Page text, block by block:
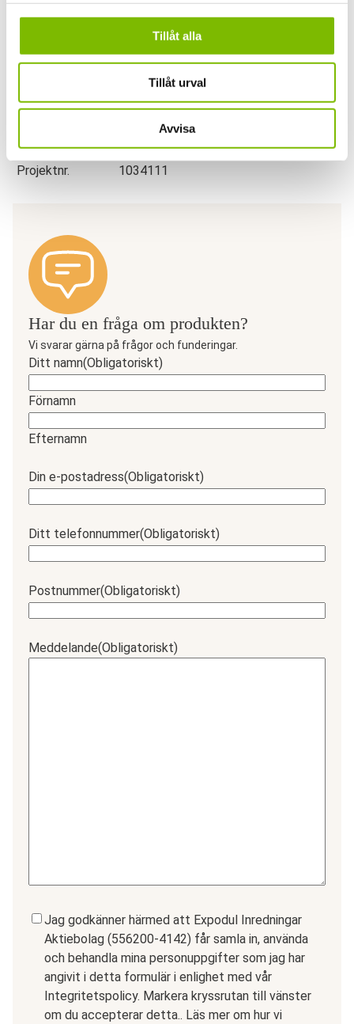
Tillåt alla
Tillåt urval
Avvisa
Belysning
Ja, integrerad
4 mm Härdat
Takvinkel
10 grader (valfri 4-35)
80x190 mm
Stolpar
80x140 mm
Projektnr.
1034111
Har du en fråga om produkten?
Vi svarar gärna på frågor och funderingar.
Ditt namn(Obligatoriskt)
Förnamn
Efternamn
Din e-postadress(Obligatoriskt)
Ditt telefonnummer(Obligatoriskt)
Postnummer(Obligatoriskt)
Meddelande(Obligatoriskt)
Samtycke(Obligatoriskt)
Jag godkänner härmed att Expodul Inredningar
Aktiebolag (556200-4142) får samla in, använda
och behandla mina personuppgifter som jag har
angivit i detta formulär i enlighet med vår
Integritetspolicy. Markera kryssrutan till vänster
om du accepterar detta.. Läs mer om hur vi